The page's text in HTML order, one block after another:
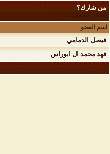
من شارك؟
اسم العضو
فيصل الدمامي
فهد محمد ال ابوراس